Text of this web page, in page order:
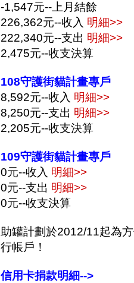
-1,547元--上月結餘
226,362元--收入 明細>>
222,340元--支出 明細>>
2,475元--收支決算
108守護街貓計畫專戶
8,592元--收入 明細>>
8,250元--支出 明細>>
2,205元--收支決算
109守護街貓計畫專戶
0元--收入 明細>>
0元--支出 明細>>
0元--收支決算
助罐計劃於2012/11起為
行帳戶！
信用卡捐款明細-->